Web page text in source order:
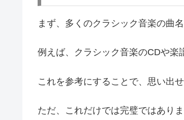
まず、多くのクラシック音楽の曲
例えば、クラシック音楽のCDや楽
これを参考にすることで、思い出
ただ、これだけでは完璧ではありま